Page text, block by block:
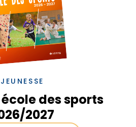
JEUNESSE
des sports
2027